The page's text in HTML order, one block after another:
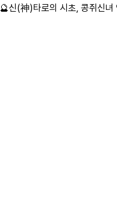
🔮신(神)타로의 시초, 콩쥐신녀